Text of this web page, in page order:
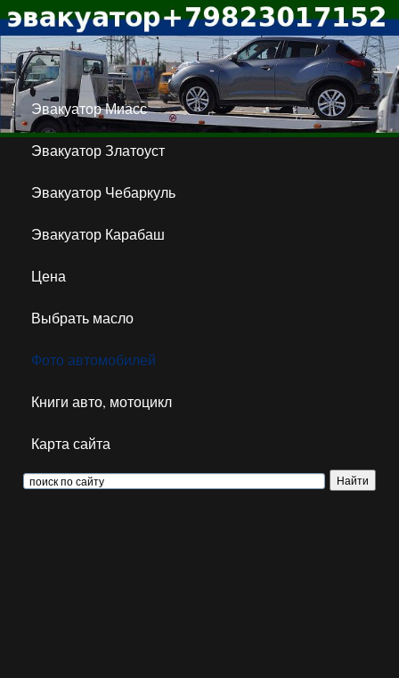
Эвакуатор Миасс
Эвакуатор Златоуст
Эвакуатор Чебаркуль
Эвакуатор Карабаш
Цена
Выбрать масло
Фото автомобилей
Книги авто, мотоцикл
Карта сайта